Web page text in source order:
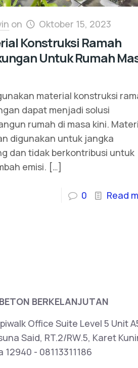
on Oktober 15, 2023
Konstruksi Ramah
Untuk Rumah
material konstruksi
dapat menjadi solusi
rumah di masa kini.
digunakan untuk jangka
dan tidak berkontribusi untuk
emisi. […]
0 Read
BERKELANJUTAN
Office Suite Level 5 Unit
Said, RT.2/RW.5, Karet
12940 - 08113311186